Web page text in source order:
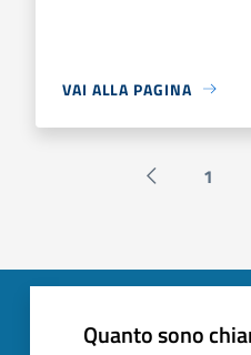
VAI ALLA PAGINA
Pagina 1
Quanto sono